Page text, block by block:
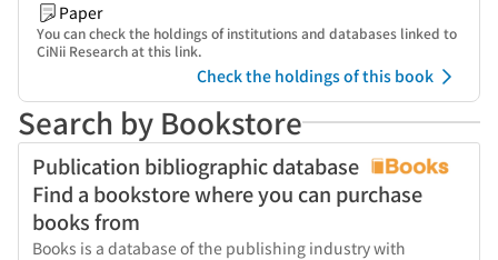
Paper
You can check the holdings of institutions and databases linked to
CiNii Research at this link.
Check the holdings of this book
Search by Bookstore
Publication bibliographic database
Find a bookstore where you can purchase
books from
Books is a database of the publishing industry with